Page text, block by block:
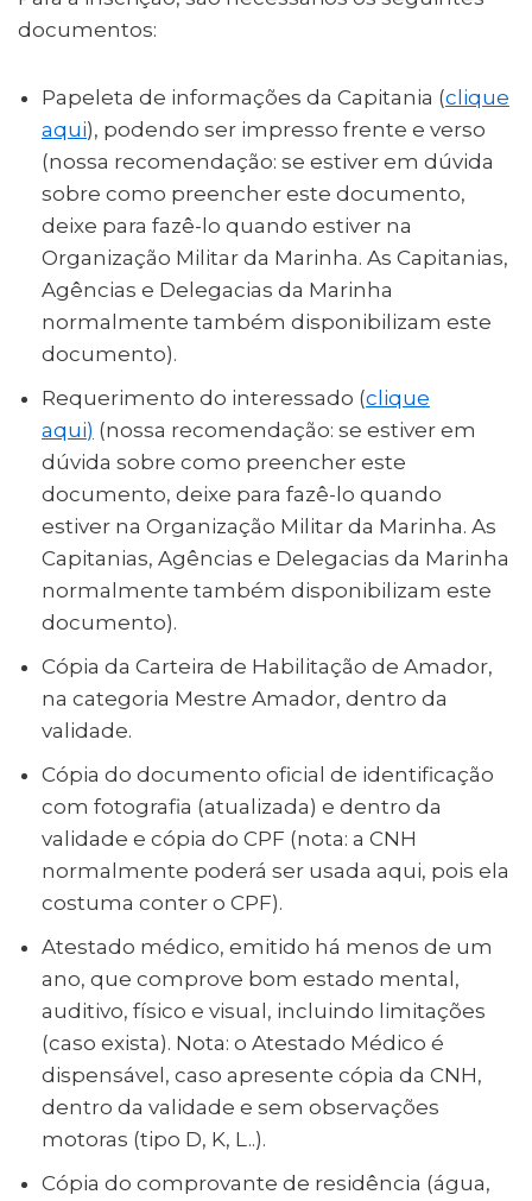
documentos:
Papeleta de informações da Capitania (clique
aqui), podendo ser impresso frente e verso
(nossa recomendação: se estiver em dúvida
sobre como preencher este documento,
deixe para fazê-lo quando estiver na
Organização Militar da Marinha. As Capitanias,
Agências e Delegacias da Marinha
normalmente também disponibilizam este
documento).
Requerimento do interessado (clique
aqui) (nossa recomendação: se estiver em
dúvida sobre como preencher este
documento, deixe para fazê-lo quando
estiver na Organização Militar da Marinha. As
Capitanias, Agências e Delegacias da Marinha
normalmente também disponibilizam este
documento).
Cópia da Carteira de Habilitação de Amador,
na categoria Mestre Amador, dentro da
validade.
Cópia do documento oficial de identificação
com fotografia (atualizada) e dentro da
validade e cópia do CPF (nota: a CNH
normalmente poderá ser usada aqui, pois ela
costuma conter o CPF).
Atestado médico, emitido há menos de um
ano, que comprove bom estado mental,
auditivo, físico e visual, incluindo limitações
(caso exista). Nota: o Atestado Médico é
dispensável, caso apresente cópia da CNH,
dentro da validade e sem observações
motoras (tipo D, K, L..).
Cópia do comprovante de residência (água,